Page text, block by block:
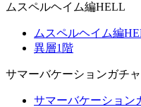
ムスペルヘイム編HELL
ムスペルヘイム編
異層1階
サマーバケーションガチャ
サマーバケーション